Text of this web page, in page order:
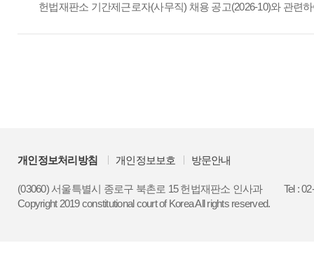
헌법재판소 기간제근로자(사무직) 채용 공고(2026-10)와 관련
개인정보처리방침 개인정보보호 방문안내
(03060) 서울특별시 종로구 북촌로 15 헌법재판소 인사과
Tel :
Copyright 2019 constitutional court of Korea All rights reserved.